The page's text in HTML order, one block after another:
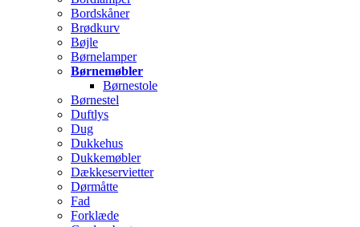
Bordskåner
Brødkurv
Bøjle
Børnelamper
Børnemøbler
Børnestole
Børnestel
Duftlys
Dug
Dukkehus
Dukkemøbler
Dækkeservietter
Dørmåtte
Fad
Forklæde